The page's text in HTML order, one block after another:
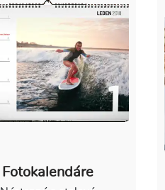
Fotokalendáre